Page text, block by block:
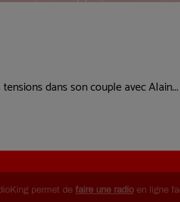
dans son couple avec Alain...
permet de faire une radio en ligne